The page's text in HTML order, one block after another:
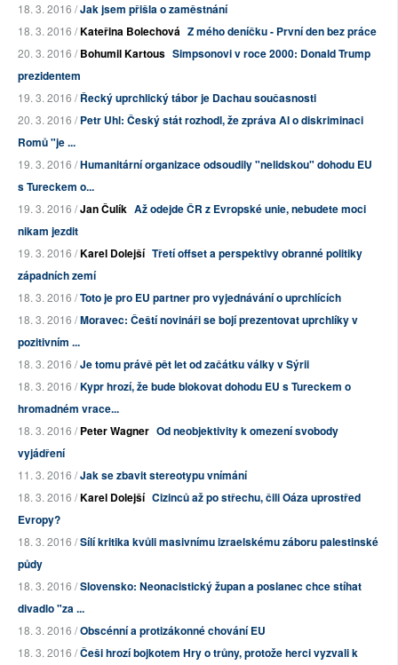
18. 3. 2016 /Jak jsem přišla o zaměstnání
18. 3. 2016 /Kateřina Bolechová Z mého deníčku - První den bez práce
20. 3. 2016 /Bohumil Kartous Simpsonovi v roce 2000: Donald Trump
prezidentem
19. 3. 2016 /Řecký uprchlický tábor je Dachau současnosti
20. 3. 2016 /Petr Uhl: Český stát rozhodl, že zpráva AI o diskriminaci
Romů "je ...
19. 3. 2016 /Humanitární organizace odsoudily "nelidskou" dohodu EU
s Tureckem o...
19. 3. 2016 /Jan Čulík Až odejde ČR z Evropské unie, nebudete moci
nikam jezdit
19. 3. 2016 /Karel Dolejší Třetí offset a perspektivy obranné politiky
západních zemí
18. 3. 2016 /Toto je pro EU partner pro vyjednávání o uprchlících
18. 3. 2016 /Moravec: Čeští novináři se bojí prezentovat uprchlíky v
pozitivním ...
18. 3. 2016 /Je tomu právě pět let od začátku války v Sýrii
18. 3. 2016 /Kypr hrozí, že bude blokovat dohodu EU s Tureckem o
hromadném vrace...
18. 3. 2016 /Peter Wagner Od neobjektivity k omezení svobody
vyjádření
11. 3. 2016 /Jak se zbavit stereotypu vnímání
18. 3. 2016 /Karel Dolejší Cizinců až po střechu, čili Oáza uprostřed
Evropy?
18. 3. 2016 /Sílí kritika kvůli masivnímu izraelskému záboru palestinské
půdy
18. 3. 2016 /Slovensko: Neonacistický župan a poslanec chce stíhat
divadlo "za ...
18. 3. 2016 /Obscénní a protizákonné chování EU
18. 3. 2016 /Češi hrozí bojkotem Hry o trůny, protože herci vyzvali k